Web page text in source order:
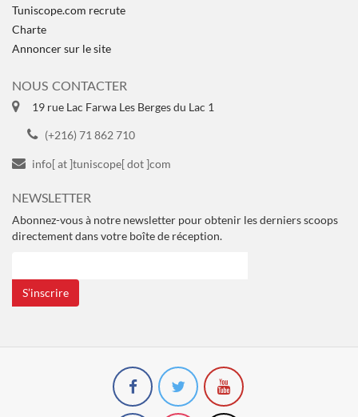
Tuniscope.com recrute
Charte
Annoncer sur le site
NOUS CONTACTER
19 rue Lac Farwa Les Berges du Lac 1
(+216) 71 862 710
info[ at ]tuniscope[ dot ]com
NEWSLETTER
Abonnez-vous à notre newsletter pour obtenir les derniers scoops
directement dans votre boîte de réception.
S’inscrire